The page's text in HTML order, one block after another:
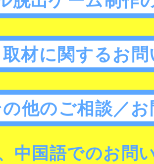
取材に関するお
他のご相談／
中国語でのお問